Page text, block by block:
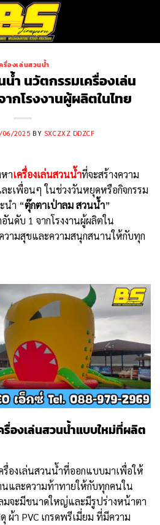
รื่องเล่นสวนน้ำ
ำ นวัตกรรมเครื่องเล่น
กโรงงานผู้ผลิตในไทย
06/2025 BY SXCZXZ DDZCF
าเครื่องเล่นสวนน้ำที่จะสร้างความ
ะเพื่อนๆ ในช่วงวันหยุดหรือกิจกรรม
นำ “ตุ๊กตาเป่าลม สวนน้ำ”
นดับ 1 จากโรงงานผู้ผลิตใน
วามสุขและความสนุกสนานให้กับทุก
รื่องเล่นสวนน้ำแบบใหม่ที่ผลิต
รื่องเล่นสวนน้ำที่ออกแบบมาเพื่อให้
นและความท้าทายให้กับทุกคนใน
มจะมีขนาดใหญ่และมีรูปร่างหน้าตา
ผ้า PVC เกรดพรีเมี่ยม ที่มีความ